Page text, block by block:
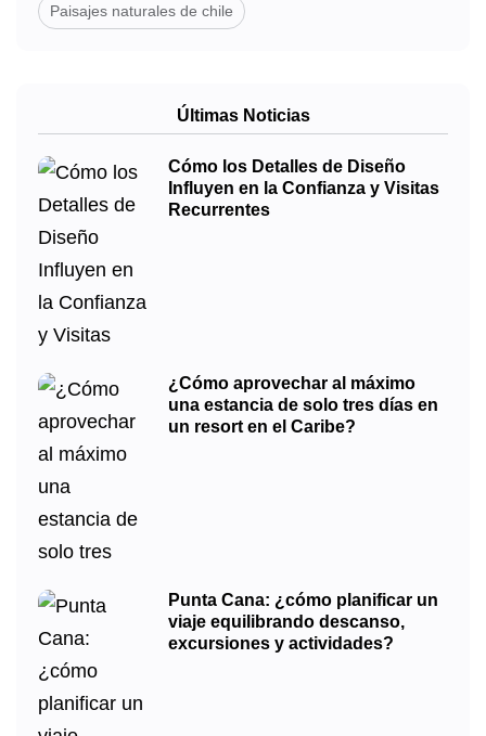
Paisajes naturales de chile
Últimas Noticias
Cómo los Detalles de Diseño
Influyen en la Confianza y Visitas
Recurrentes
¿Cómo aprovechar al máximo
una estancia de solo tres días en
un resort en el Caribe?
Punta Cana: ¿cómo planificar un
viaje equilibrando descanso,
excursiones y actividades?